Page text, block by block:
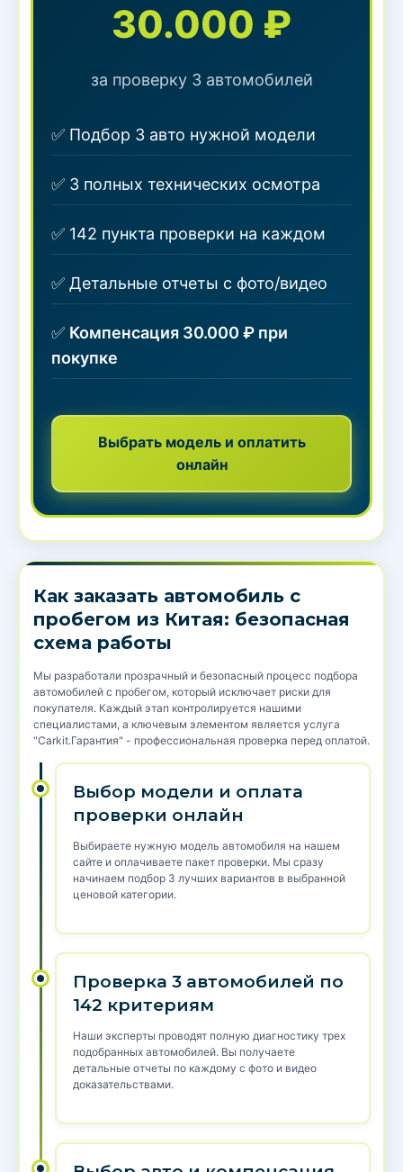
30.000 ₽
за проверку 3 автомобилей
✅ Подбор 3 авто нужной модели
✅ 3 полных технических осмотра
✅ 142 пункта проверки на каждом
✅ Детальные отчеты с фото/видео
✅ Компенсация 30.000 ₽ при
покупке
Выбрать модель и оплатить
онлайн
Как заказать автомобиль с
пробегом из Китая: безопасная
схема работы
Мы разработали прозрачный и безопасный процесс подбора
автомобилей с пробегом, который исключает риски для
покупателя. Каждый этап контролируется нашими
специалистами, а ключевым элементом является услуга
"Carkit.Гарантия" - профессиональная проверка перед оплатой.
Выбор модели и оплата
проверки онлайн
Выбираете нужную модель автомобиля на нашем
сайте и оплачиваете пакет проверки. Мы сразу
начинаем подбор 3 лучших вариантов в выбранной
ценовой категории.
Проверка 3 автомобилей по
142 критериям
Наши эксперты проводят полную диагностику трех
подобранных автомобилей. Вы получаете
детальные отчеты по каждому с фото и видео
доказательствами.